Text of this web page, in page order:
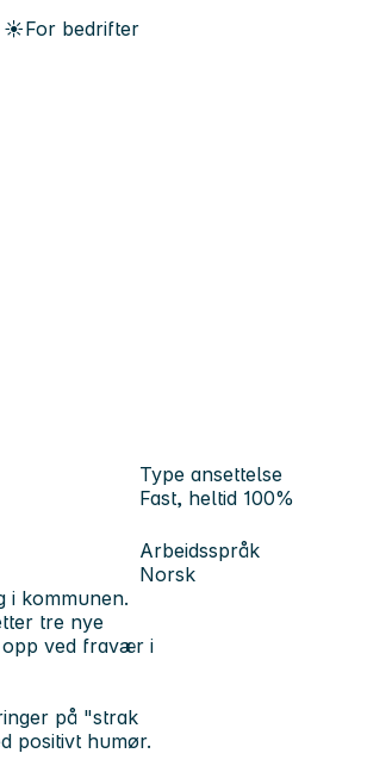
☀️For bedrifter
Type ansettelse
Fast, heltid 100%
Arbeidsspråk
Norsk
i kommunen.
tre nye
opp ved fravær i
på "strak
positivt humør.